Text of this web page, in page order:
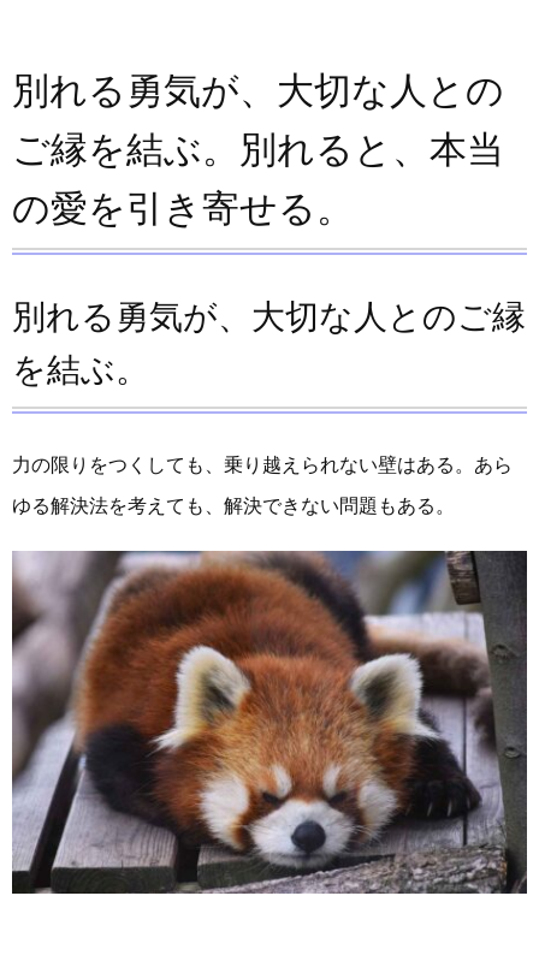
別れる勇気が、大切な人との
ご縁を結ぶ。別れると、本当
の愛を引き寄せる。
別れる勇気が、大切な人とのご縁
を結ぶ。
力の限りをつくしても、乗り越えられない壁はある。あら
ゆる解決法を考えても、解決できない問題もある。